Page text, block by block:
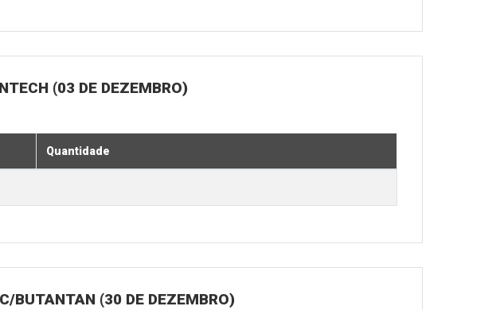
(03 DE DEZEMBRO)
Quantidade
BUTANTAN (30 DE DEZEMBRO)